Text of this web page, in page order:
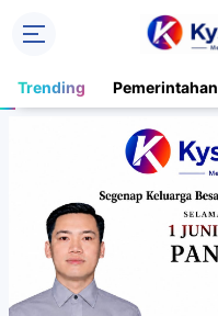
Trending Pemerintahan